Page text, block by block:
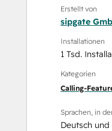
Erstellt von
sipgate
Installationen
1 Tsd.
Kategorien
Calling-
Sprachen, in
Deutsch und